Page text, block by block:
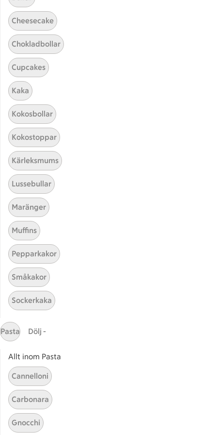
Hittade inget recept
Testa att söka på något nytt, eller ta bort något av
Pannacotta
Här hittar du alla goda recept du har sparat och
Sidfot
Start
Cheesecake
Chokladbollar
Cupcakes
Kaka
Kokosbollar
Kokostoppar
Kärleksmums
Lussebullar
Maränger
Muffins
Pepparkakor
Småkakor
Sockerkaka
Pasta Dölj -
Allt inom Pasta
Cannelloni
Carbonara
Gnocchi